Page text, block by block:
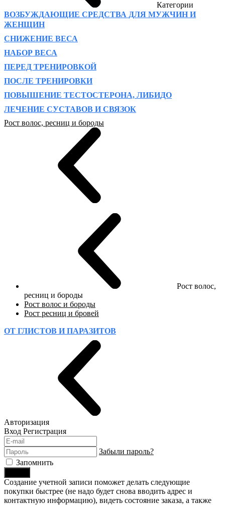
Категории
ВОЗБУЖДАЮЩИЕ СРЕДСТВА ДЛЯ МУЖЧИН И
ЖЕНЩИН
СНИЖЕНИЕ ВЕСА
НАБОР ВЕСА
ПЕРЕД ТРЕНИРОВКОЙ
ПОСЛЕ ТРЕНИРОВКИ
ПОВЫШЕНИЕ ТЕСТОСТЕРОНА, ЛИБИДО
ЛЕЧЕНИЕ СУСТАВОВ И СВЯЗОК
Рост волос, ресниц и бороды
Рост волос,
ресниц и бороды
Рост волос и бороды
Рост ресниц и бровей
ОТ ГЛИСТОВ И ПАРАЗИТОВ
Авторизация
Вход Регистрация
Забыли пароль?
Запомнить
Создание учетной записи поможет делать следующие
покупки быстрее (не надо будет снова вводить адрес и
контактную информацию), видеть состояние заказа, а также